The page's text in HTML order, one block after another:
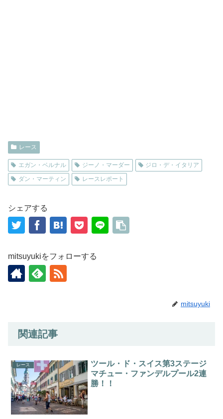
レース
エガン・ベルナル ジーノ・マーダー
ジロ・デ・イタリア
ダン・マーティン
レースレポート
シェアする
mitsuyukiをフォローする
mitsuyuki
関連記事
レース
ツール・ド・スイス第3ステージ
マチュー・ファンデルプール2連
勝！！